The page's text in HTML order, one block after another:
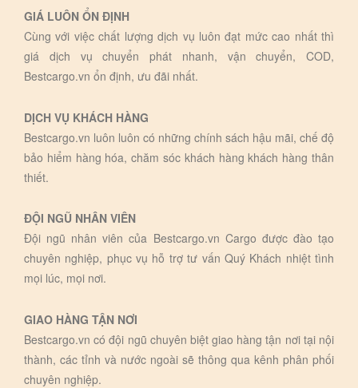
GIÁ LUÔN ỔN ĐỊNH
Cùng với việc chất lượng dịch vụ luôn đạt mức cao nhất thì
giá dịch vụ chuyển phát nhanh, vận chuyển, COD,
Bestcargo.vn ổn định, ưu đãi nhất.
DỊCH VỤ KHÁCH HÀNG
Bestcargo.vn luôn luôn có những chính sách hậu mãi, chế độ
bảo hiểm hàng hóa, chăm sóc khách hàng khách hàng thân
thiết.
ĐỘI NGŨ NHÂN VIÊN
Đội ngũ nhân viên của Bestcargo.vn Cargo được đào tạo
chuyên nghiệp, phục vụ hỗ trợ tư vấn Quý Khách nhiệt tình
mọi lúc, mọi nơi.
GIAO HÀNG TẬN NƠI
Bestcargo.vn có đội ngũ chuyên biệt giao hàng tận nơi tại nội
thành, các tỉnh và nước ngoài sẽ thông qua kênh phân phối
chuyên nghiệp.